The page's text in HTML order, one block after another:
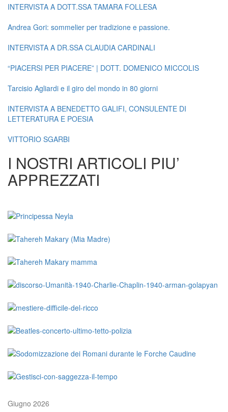
INTERVISTA A DOTT.SSA TAMARA FOLLESA
Andrea Gori: sommelier per tradizione e passione.
INTERVISTA A DR.SSA CLAUDIA CARDINALI
“PIACERSI PER PIACERE” | DOTT. DOMENICO MICCOLIS
Tarcisio Agliardi e il giro del mondo in 80 giorni
INTERVISTA A BENEDETTO GALIFI, CONSULENTE DI
LETTERATURA E POESIA
VITTORIO SGARBI
I NOSTRI ARTICOLI PIU’
APPREZZATI
Giugno 2026